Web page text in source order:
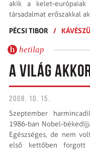
akik a kelet-
társadalmat erőszakkal
PÉCSI TIBOR
/
hetilap
A VILÁG
2008. 10. 15.
Szeptember
1986-ban Nobel-
Egészséges, de nem
első kettőben forgott